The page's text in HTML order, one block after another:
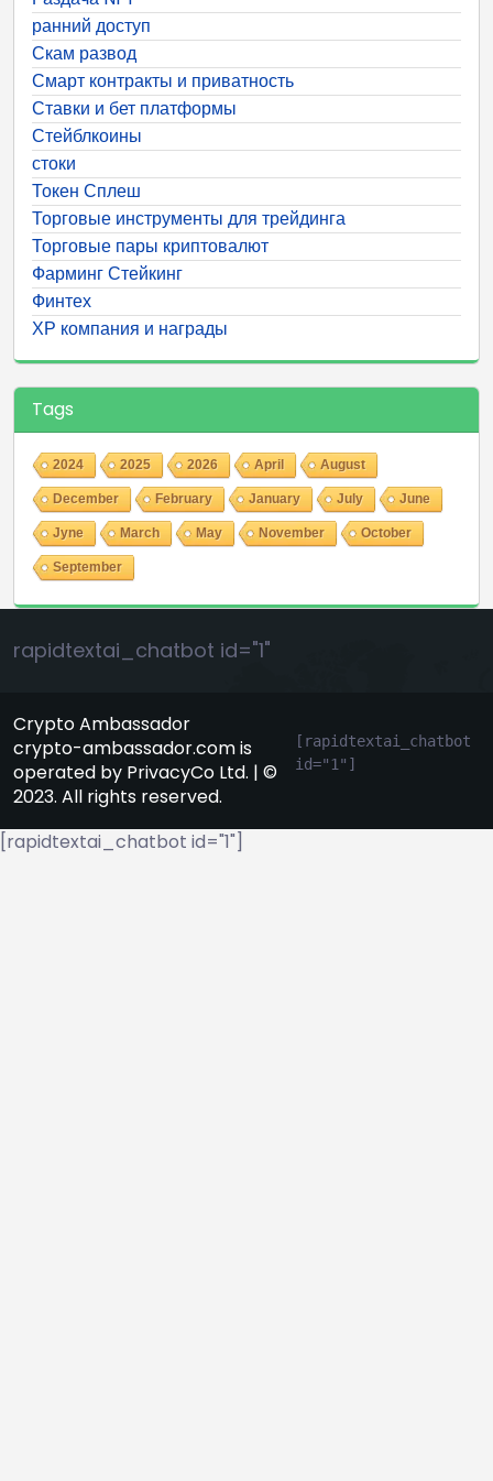
ранний доступ
Скам развод
Смарт контракты и приватность
Ставки и бет платформы
Стейблкоины
стоки
Токен Сплеш
Торговые инструменты для трейдинга
Торговые пары криптовалют
Фарминг Стейкинг
Финтех
ХР компания и награды
Tags
2024 2025 2026 April August
December February January July June
Jyne March May November October
September
rapidtextai_chatbot id="1"
Crypto Ambassador
crypto-ambassador.com is
operated by PrivacyCo Ltd. | ©
2023. All rights reserved.
[rapidtextai_chatbot
id="1"]
[rapidtextai_chatbot id="1"]